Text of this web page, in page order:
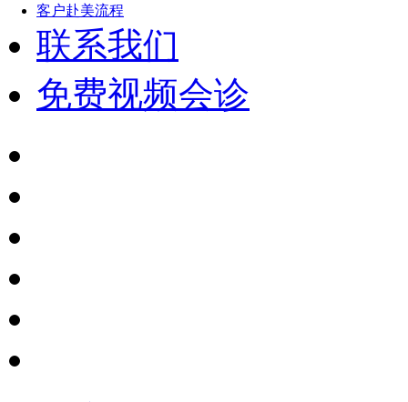
客户赴美流程
联系我们
免费视频会诊